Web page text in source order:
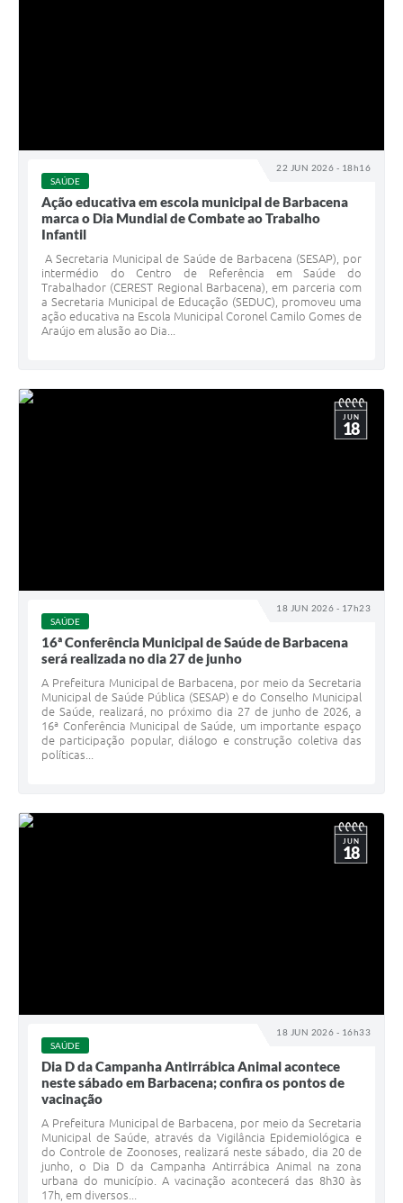
22 JUN 2026 - 18h16
SAÚDE
Ação educativa em escola municipal de Barbacena
marca o Dia Mundial de Combate ao Trabalho
Infantil
A Secretaria Municipal de Saúde de Barbacena (SESAP), por
intermédio do Centro de Referência em Saúde do
Trabalhador (CEREST Regional Barbacena), em parceria com
a Secretaria Municipal de Educação (SEDUC), promoveu uma
ação educativa na Escola Municipal Coronel Camilo Gomes de
Araújo em alusão ao Dia...
18 JUN 2026 - 17h23
JUN
18
SAÚDE
16ª Conferência Municipal de Saúde de Barbacena
será realizada no dia 27 de junho
A Prefeitura Municipal de Barbacena, por meio da Secretaria
Municipal de Saúde Pública (SESAP) e do Conselho Municipal
de Saúde, realizará, no próximo dia 27 de junho de 2026, a
16ª Conferência Municipal de Saúde, um importante espaço
de participação popular, diálogo e construção coletiva das
políticas...
18 JUN 2026 - 16h33
JUN
18
SAÚDE
Dia D da Campanha Antirrábica Animal acontece
neste sábado em Barbacena; confira os pontos de
vacinação
A Prefeitura Municipal de Barbacena, por meio da Secretaria
Municipal de Saúde, através da Vigilância Epidemiológica e
do Controle de Zoonoses, realizará neste sábado, dia 20 de
junho, o Dia D da Campanha Antirrábica Animal na zona
urbana do município. A vacinação acontecerá das 8h30 às
17h, em diversos...